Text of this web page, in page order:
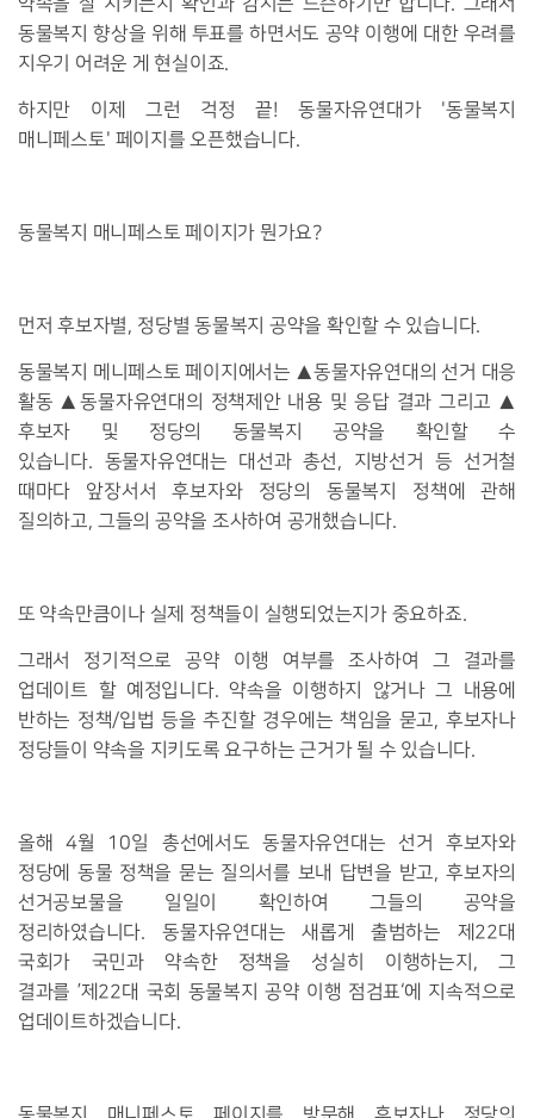
약속을 잘 지키는지 확인과 감시는 느슨하기만 합니다. 그래서
동물복지 향상을 위해 투표를 하면서도 공약 이행에 대한 우려를
지우기 어려운 게 현실이죠.
하지만 이제 그런 걱정 끝!동물자유연대가 '동물복지
매니페스토' 페이지를 오픈했습니다.
동물복지 매니페스토 페이지가 뭔가요?
먼저 후보자별, 정당별 동물복지 공약을 확인할 수 있습니다.
동물복지 메니페스토 페이지에서는 ▲동물자유연대의 선거 대응
활동 ▲동물자유연대의 정책제안 내용 및 응답 결과 그리고 ▲
후보자 및 정당의 동물복지 공약을 확인할 수
있습니다. 동물자유연대는 대선과 총선, 지방선거 등 선거철
때마다 앞장서서 후보자와 정당의 동물복지 정책에 관해
질의하고, 그들의 공약을 조사하여 공개했습니다.
또 약속만큼이나 실제 정책들이 실행되었는지가 중요하죠.
그래서 정기적으로 공약 이행 여부를 조사하여 그 결과를
업데이트 할 예정입니다.약속을 이행하지 않거나 그 내용에
반하는 정책/입법 등을 추진할 경우에는 책임을 묻고, 후보자나
정당들이 약속을 지키도록 요구하는 근거가 될 수 있습니다.
올해4월 10일 총선에서도 동물자유연대는 선거 후보자와
정당에 동물 정책을 묻는 질의서를 보내 답변을 받고,후보자의
선거공보물을 일일이 확인하여 그들의 공약을
정리하였습니다.동물자유연대는 새롭게 출범하는 제 22대
국회가 국민과 약속한 정책을 성실히 이행하는지 ,그
결과를 ’제 22대 국회 동물복지 공약 이행 점검표‘에 지속적으로
업데이트하겠습니다.